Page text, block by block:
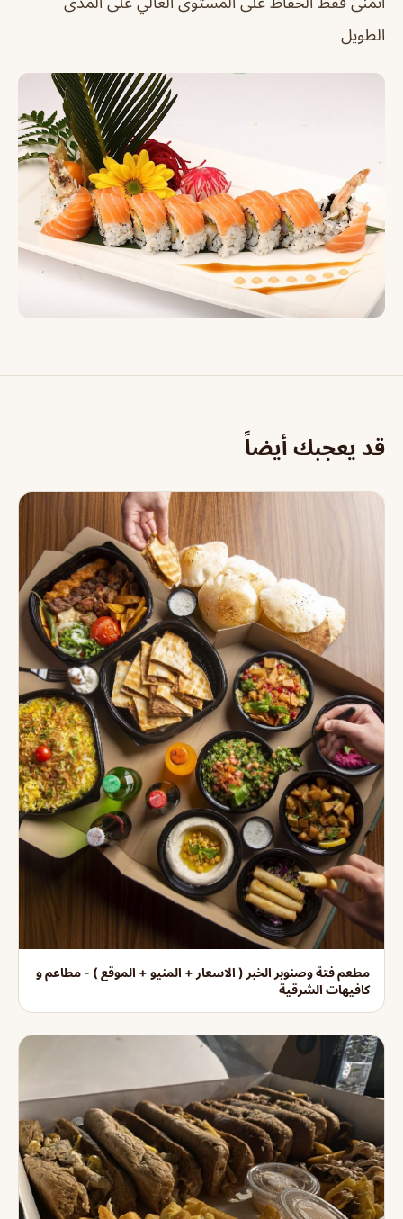
الطويل
قد يعجبك أيضاً
مطعم فتة وصنوبر الخبر ( الاسعار + المنيو + الموقع ) - مطاعم و
كافيهات الشرقية